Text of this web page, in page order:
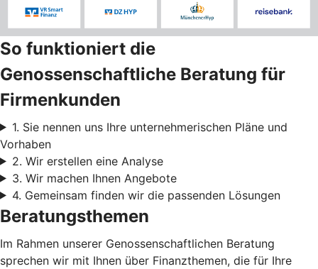
So funktioniert die
Genossenschaftliche Beratung für
Firmenkunden
1. Sie nennen uns Ihre unternehmerischen Pläne und
Vorhaben
2. Wir erstellen eine Analyse
3. Wir machen Ihnen Angebote
4. Gemeinsam finden wir die passenden Lösungen
Beratungsthemen
Im Rahmen unserer Genossenschaftlichen Beratung
sprechen wir mit Ihnen über Finanzthemen, die für Ihre